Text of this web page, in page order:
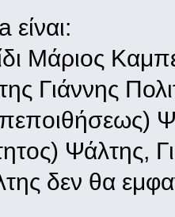
Μάριος
Γιάννης
Ψάλτης,
δεν θα